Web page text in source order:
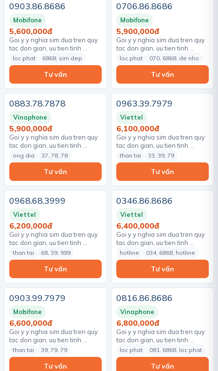
0903.86.8686
Mobifone
5,600,000đ
Goi y y nghia sim dua tren quy
tac don gian, uu tien tinh …
loc phat 6868, sim dep
Tư vấn
0706.86.8686
Mobifone
5,900,000đ
Goi y y nghia sim dua tren quy
tac don gian, uu tien tinh …
loc phat 070, 6868, de nho
Tư vấn
0883.78.7878
Vinaphone
5,900,000đ
Goi y y nghia sim dua tren quy
tac don gian, uu tien tinh …
ong dia 37, 78, 78
Tư vấn
0963.39.7979
Viettel
6,100,000đ
Goi y y nghia sim dua tren quy
tac don gian, uu tien tinh …
than tai 33, 39, 79
Tư vấn
0968.68.3999
Viettel
6,200,000đ
Goi y y nghia sim dua tren quy
tac don gian, uu tien tinh …
than tai 68, 39, 999
Tư vấn
0346.86.8686
Viettel
6,400,000đ
Goi y y nghia sim dua tren quy
tac don gian, uu tien tinh …
hotline 034, 6868, hotline
Tư vấn
0903.99.7979
Mobifone
6,600,000đ
Goi y y nghia sim dua tren quy
tac don gian, uu tien tinh …
than tai 39, 79, 79
Tư vấn
0816.86.8686
Vinaphone
6,800,000đ
Goi y y nghia sim dua tren quy
tac don gian, uu tien tinh …
loc phat 081, 6868, loc phat
Tư vấn